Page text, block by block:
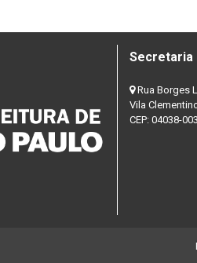
Secretaria
Rua Borges
Vila
CEP: 04038-003